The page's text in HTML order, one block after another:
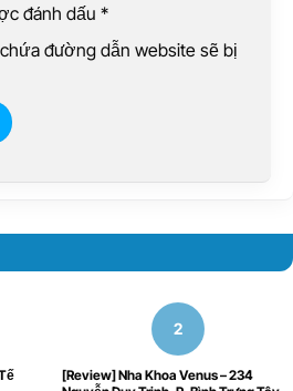
đánh dấu *
đường dẫn website sẽ bị
[Review] Nha Khoa Venus – 234